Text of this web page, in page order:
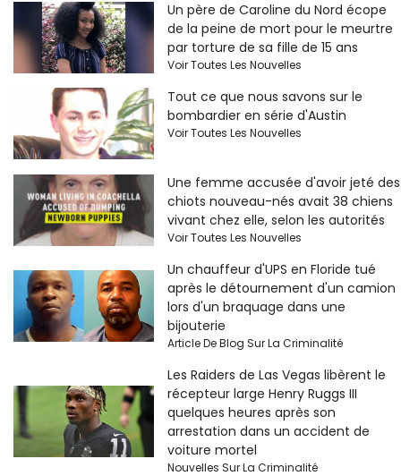
Un père de Caroline du Nord écope
de la peine de mort pour le meurtre
par torture de sa fille de 15 ans
Voir Toutes Les Nouvelles
Tout ce que nous savons sur le
bombardier en série d'Austin
Voir Toutes Les Nouvelles
Une femme accusée d'avoir jeté des
chiots nouveau-nés avait 38 chiens
vivant chez elle, selon les autorités
Voir Toutes Les Nouvelles
Un chauffeur d'UPS en Floride tué
après le détournement d'un camion
lors d'un braquage dans une
bijouterie
Article De Blog Sur La Criminalité
Les Raiders de Las Vegas libèrent le
récepteur large Henry Ruggs III
quelques heures après son
arrestation dans un accident de
voiture mortel
Nouvelles Sur La Criminalité